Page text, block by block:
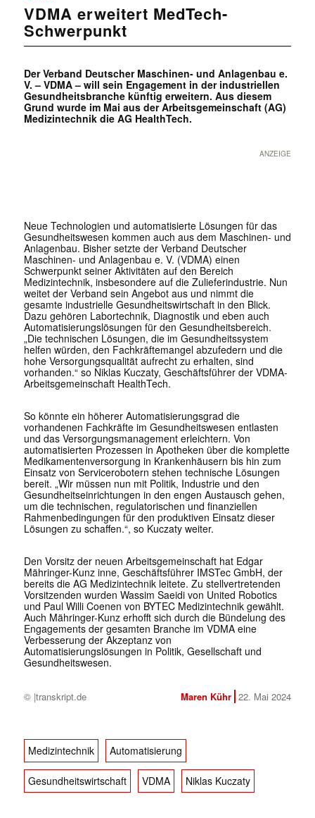
VDMA erweitert MedTech-
Schwerpunkt
Der Verband Deutscher Maschinen- und Anlagenbau e.
V. – VDMA – will sein Engagement in der industriellen
Gesundheitsbranche künftig erweitern. Aus diesem
Grund wurde im Mai aus der Arbeitsgemeinschaft (AG)
Medizintechnik die AG HealthTech.
ANZEIGE
Neue Technologien und automatisierte Lösungen für das
Gesundheitswesen kommen auch aus dem Maschinen- und
Anlagenbau. Bisher setzte der Verband Deutscher
Maschinen- und Anlagenbau e. V. (VDMA) einen
Schwerpunkt seiner Aktivitäten auf den Bereich
Medizintechnik, insbesondere auf die Zulieferindustrie. Nun
weitet der Verband sein Angebot aus und nimmt die
gesamte industrielle Gesundheitswirtschaft in den Blick.
Dazu gehören Labortechnik, Diagnostik und eben auch
Automatisierungslösungen für den Gesundheitsbereich.
„Die technischen Lösungen, die im Gesundheitssystem
helfen würden, den Fachkräftemangel abzufedern und die
hohe Versorgungsqualität aufrecht zu erhalten, sind
vorhanden.“ so Niklas Kuczaty, Geschäftsführer der VDMA-
Arbeitsgemeinschaft HealthTech.
So könnte ein höherer Automatisierungsgrad die
vorhandenen Fachkräfte im Gesundheitswesen entlasten
und das Versorgungsmanagement erleichtern. Von
automatisierten Prozessen in Apotheken über die komplette
Medikamentenversorgung in Krankenhäusern bis hin zum
Einsatz von Servicerobotern stehen technische Lösungen
bereit. „Wir müssen nun mit Politik, Industrie und den
Gesundheitseinrichtungen in den engen Austausch gehen,
um die technischen, regulatorischen und finanziellen
Rahmenbedingungen für den produktiven Einsatz dieser
Lösungen zu schaffen.“, so Kuczaty weiter.
Den Vorsitz der neuen Arbeitsgemeinschaft hat Edgar
Mähringer-Kunz inne, Geschäftsführer IMSTec GmbH, der
bereits die AG Medizintechnik leitete. Zu stellvertretenden
Vorsitzenden wurden Wassim Saeidi von United Robotics
und Paul Willi Coenen von BYTEC Medizintechnik gewählt.
Auch Mähringer-Kunz erhofft sich durch die Bündelung des
Engagements der gesamten Branche im VDMA eine
Verbesserung der Akzeptanz von
Automatisierungslösungen in Politik, Gesellschaft und
Gesundheitswesen.
© |transkript.de Maren Kühr 22. Mai 2024
Medizintechnik Automatisierung
Gesundheitswirtschaft VDMA Niklas Kuczaty